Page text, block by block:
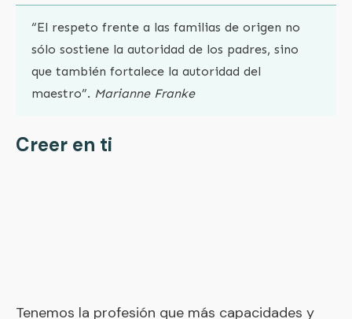
“El respeto frente a las familias de origen no
sólo sostiene la autoridad de los padres, sino
que también fortalece la autoridad del
maestro”. Marianne Franke
Creer en ti
humanos, con nuestros defectos y virtudes, nos